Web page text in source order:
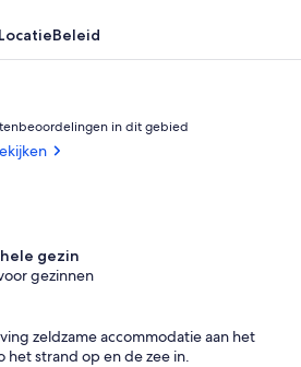
Terrein van de accommodatie
LocatieBeleid
in dit gebied
b
gezin
gezinnen
zeldzame accommodatie aan het
het strand op en de zee in.